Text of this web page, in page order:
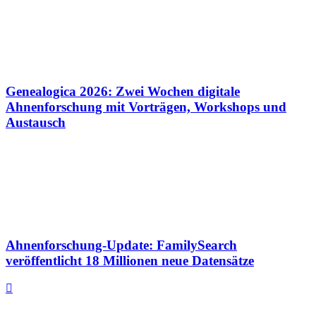
Genealogica 2026: Zwei Wochen digitale
Ahnenforschung mit Vorträgen, Workshops und
Austausch
Ahnenforschung-Update: FamilySearch
veröffentlicht 18 Millionen neue Datensätze